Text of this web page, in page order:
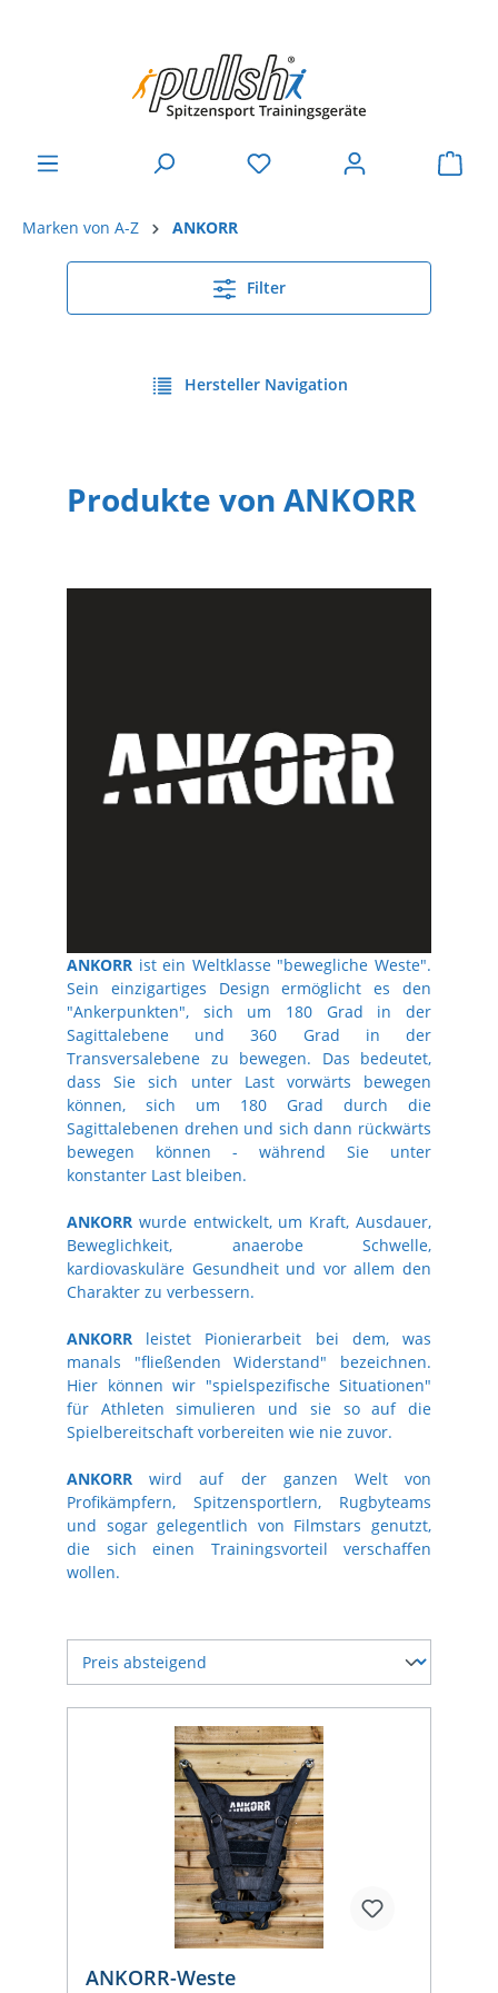
Marken von A-Z ANKORR
Filter
Hersteller Navigation
Produkte von ANKORR
ANKORR ist ein Weltklasse "bewegliche Weste".
Sein einzigartiges Design ermöglicht es den
"Ankerpunkten", sich um 180 Grad in der
Sagittalebene und 360 Grad in der
Transversalebene zu bewegen. Das bedeutet,
dass Sie sich unter Last vorwärts bewegen
können, sich um 180 Grad durch die
Sagittalebenen drehen und sich dann rückwärts
bewegen können - während Sie unter
konstanter Last bleiben.
ANKORR wurde entwickelt, um Kraft, Ausdauer,
Beweglichkeit, anaerobe Schwelle,
kardiovaskuläre Gesundheit und vor allem den
Charakter zu verbessern.
ANKORR leistet Pionierarbeit bei dem, was
manals "fließenden Widerstand" bezeichnen.
Hier können wir "spielspezifische Situationen"
für Athleten simulieren und sie so auf die
Spielbereitschaft vorbereiten wie nie zuvor.
ANKORR wird auf der ganzen Welt von
Profikämpfern, Spitzensportlern, Rugbyteams
und sogar gelegentlich von Filmstars genutzt,
die sich einen Trainingsvorteil verschaffen
wollen.
ANKORR-Weste